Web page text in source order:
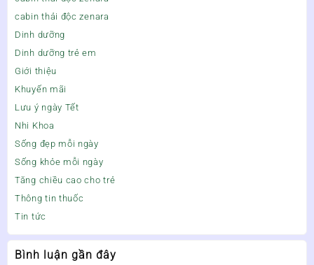
cabin thải độc zenara
Dinh dưỡng
Dinh dưỡng trẻ em
Giới thiệu
Khuyến mãi
Lưu ý ngày Tết
Nhi Khoa
Sống đẹp mỗi ngày
Sống khỏe mỗi ngày
Tăng chiều cao cho trẻ
Thông tin thuốc
Tin tức
Bình luận gần đây